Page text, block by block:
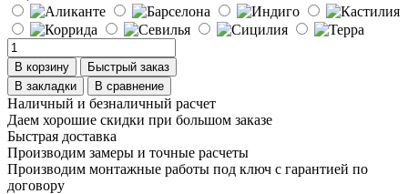
В корзину
Быстрый заказ
В закладки
В сравнение
Наличный и безналичный расчет
Даем хорошие скидки при большом заказе
Быстрая доставка
Производим замеры и точные расчеты
Производим монтажные работы под ключ с гарантией по
договору